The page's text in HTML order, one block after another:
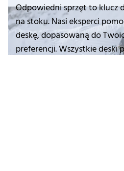
Odpowiedni sprzęt to klucz
na stoku. Nasi eksperci
deskę, dopasowaną do
preferencji. Wszystkie deski